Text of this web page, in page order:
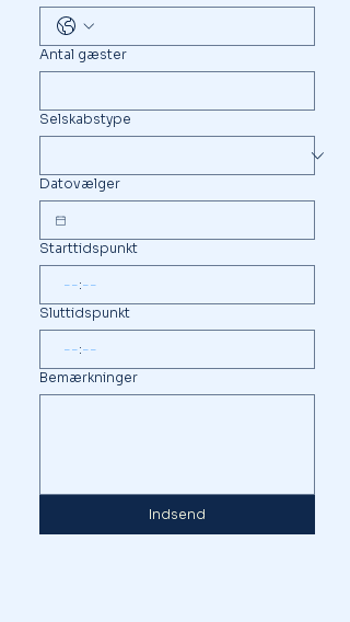
Antal gæster
Selskabstype
Datovælger
Starttidspunkt
:
Sluttidspunkt
:
Bemærkninger
Indsend